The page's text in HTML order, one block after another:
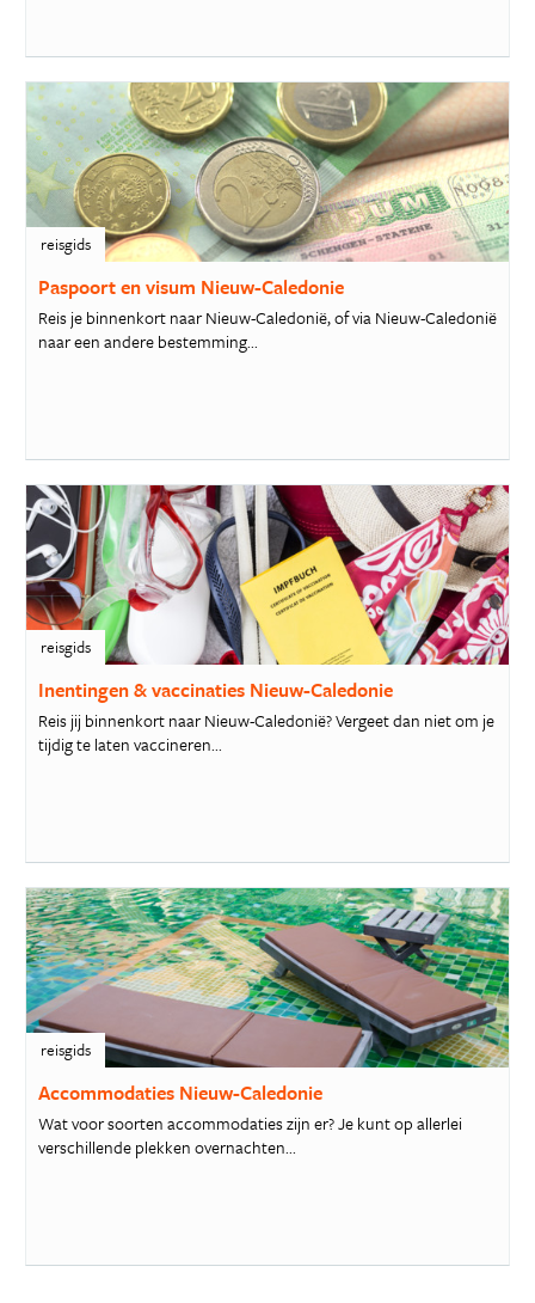
reisgids
Paspoort en visum Nieuw-Caledonie
Reis je binnenkort naar Nieuw-Caledonië, of via Nieuw-Caledonië
naar een andere bestemming...
reisgids
Inentingen & vaccinaties Nieuw-Caledonie
Reis jij binnenkort naar Nieuw-Caledonië? Vergeet dan niet om je
tijdig te laten vaccineren...
reisgids
Accommodaties Nieuw-Caledonie
Wat voor soorten accommodaties zijn er? Je kunt op allerlei
verschillende plekken overnachten...